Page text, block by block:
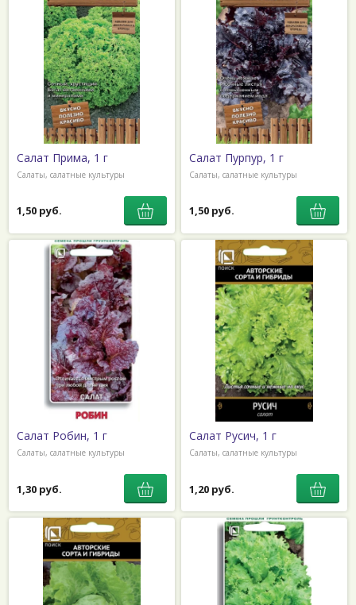
Салат Прима, 1 г
Салаты, салатные культуры
1,50 руб.
Салат Пурпур, 1 г
Салаты, салатные культуры
1,50 руб.
Салат Робин, 1 г
Салаты, салатные культуры
1,30 руб.
Салат Русич, 1 г
Салаты, салатные культуры
1,20 руб.